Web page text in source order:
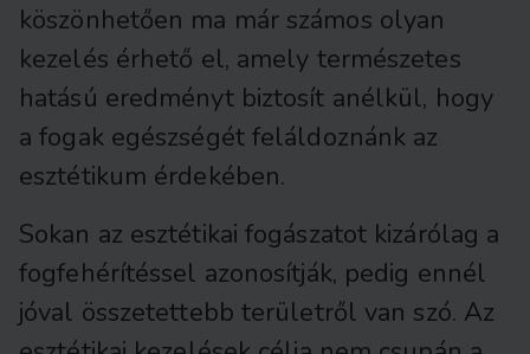
köszönhetően ma már számos olyan
kezelés érhető el, amely természetes
hatású eredményt biztosít anélkül, hogy
a fogak egészségét feláldoznánk az
esztétikum érdekében.
Sokan az esztétikai fogászatot kizárólag a
fogfehérítéssel azonosítják, pedig ennél
jóval összetettebb területről van szó. Az